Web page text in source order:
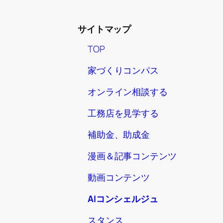
サイトマップ
TOP
家づくりコンパス
オンライン相談する
工務店を見学する
補助金、助成金
漫画＆記事コンテンツ
動画コンテンツ
AIコンシェルジュ
スタンス